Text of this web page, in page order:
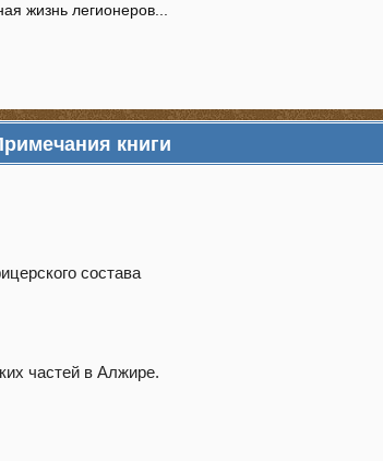
жизнь легионеров...
книги
состава
частей в Алжире.